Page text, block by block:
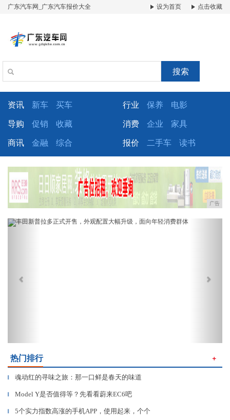
广东汽车网_广东汽车报价大全 设为首页 点击收藏
搜索
资讯 新车 买车 行业 保养 电影
导购 促销 收藏 消费 企业 家具
商讯 金融 综合 报价 二手车 读书
广告
Previous
热门排行 ＋
▎ 魂动红的寻味之旅：那一口鲜是春天的味道
▎ Model Y是否值得等？先看看蔚来EC6吧
▎ 5个实力指数高涨的手机APP，使用起来，个个